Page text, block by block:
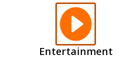
Entertainment